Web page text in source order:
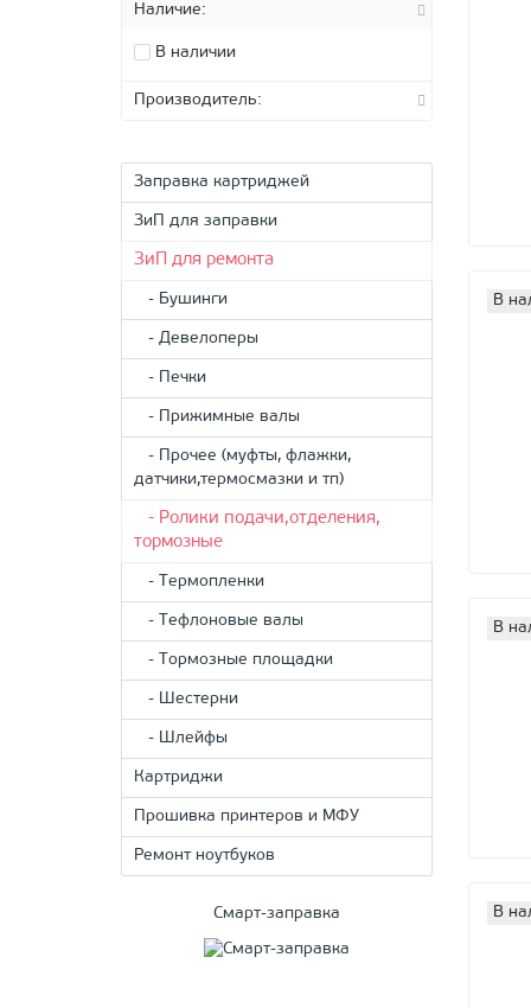
Наличие:
В наличии
Производитель:
Заправка картриджей
ЗиП для заправки
ЗиП для ремонта
- Бушинги
- Девелоперы
- Печки
- Прижимные валы
- Прочее (муфты, флажки,
датчики,термосмазки и тп)
- Ролики подачи,отделения,
тормозные
- Термопленки
- Тефлоновые валы
- Тормозные площадки
- Шестерни
- Шлейфы
Картриджи
Прошивка принтеров и МФУ
Ремонт ноутбуков
Смарт-заправка
В
В
В